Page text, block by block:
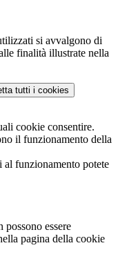
si avvalgono di
finalità illustrate nella
tutti i cookies
cookie consentire.
il funzionamento della
al funzionamento potete
essere
pagina della cookie